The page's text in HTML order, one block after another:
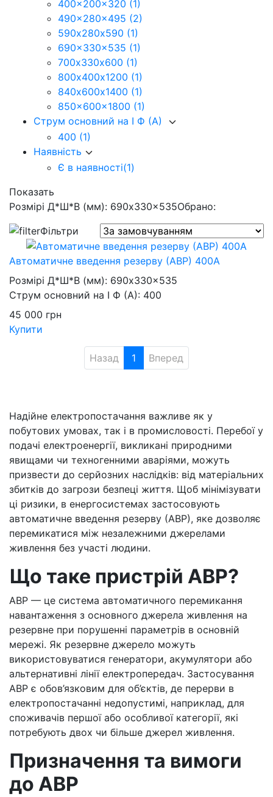
400x200x320 (1)
490x280x495 (2)
590х280х590 (1)
690x330x535 (1)
700х330х600 (1)
800х400х1200 (1)
840х600х1400 (1)
850x600x1800 (1)
Струм основний на I Ф (А)
400 (1)
Наявність
Є в наявності(1)
Показать
Розмірі Д*Ш*В (мм): 690x330x535Обрано:
Фільтри
Автоматичне введення резерву (АВР) 400А
Розмірі Д*Ш*В (мм): 690x330x535
Струм основний на I Ф (А): 400
45 000 грн
Купити
Назад 1 Вперед
Надійне електропостачання важливе як у
побутових умовах, так і в промисловості. Перебої у
подачі електроенергії, викликані природними
явищами чи техногенними аваріями, можуть
призвести до серйозних наслідків: від матеріальних
збитків до загрози безпеці життя. Щоб мінімізувати
ці ризики, в енергосистемах застосовують
автоматичне введення резерву (АВР), яке дозволяє
перемикатися між незалежними джерелами
живлення без участі людини.
Що таке пристрій АВР?
АВР — це система автоматичного перемикання
навантаження з основного джерела живлення на
резервне при порушенні параметрів в основній
мережі. Як резервне джерело можуть
використовуватися генератори, акумулятори або
альтернативні лінії електропередач. Застосування
АВР є обов’язковим для об’єктів, де перерви в
електропостачанні недопустимі, наприклад, для
споживачів першої або особливої категорії, які
потребують двох чи більше джерел живлення.
Призначення та вимоги
до АВР